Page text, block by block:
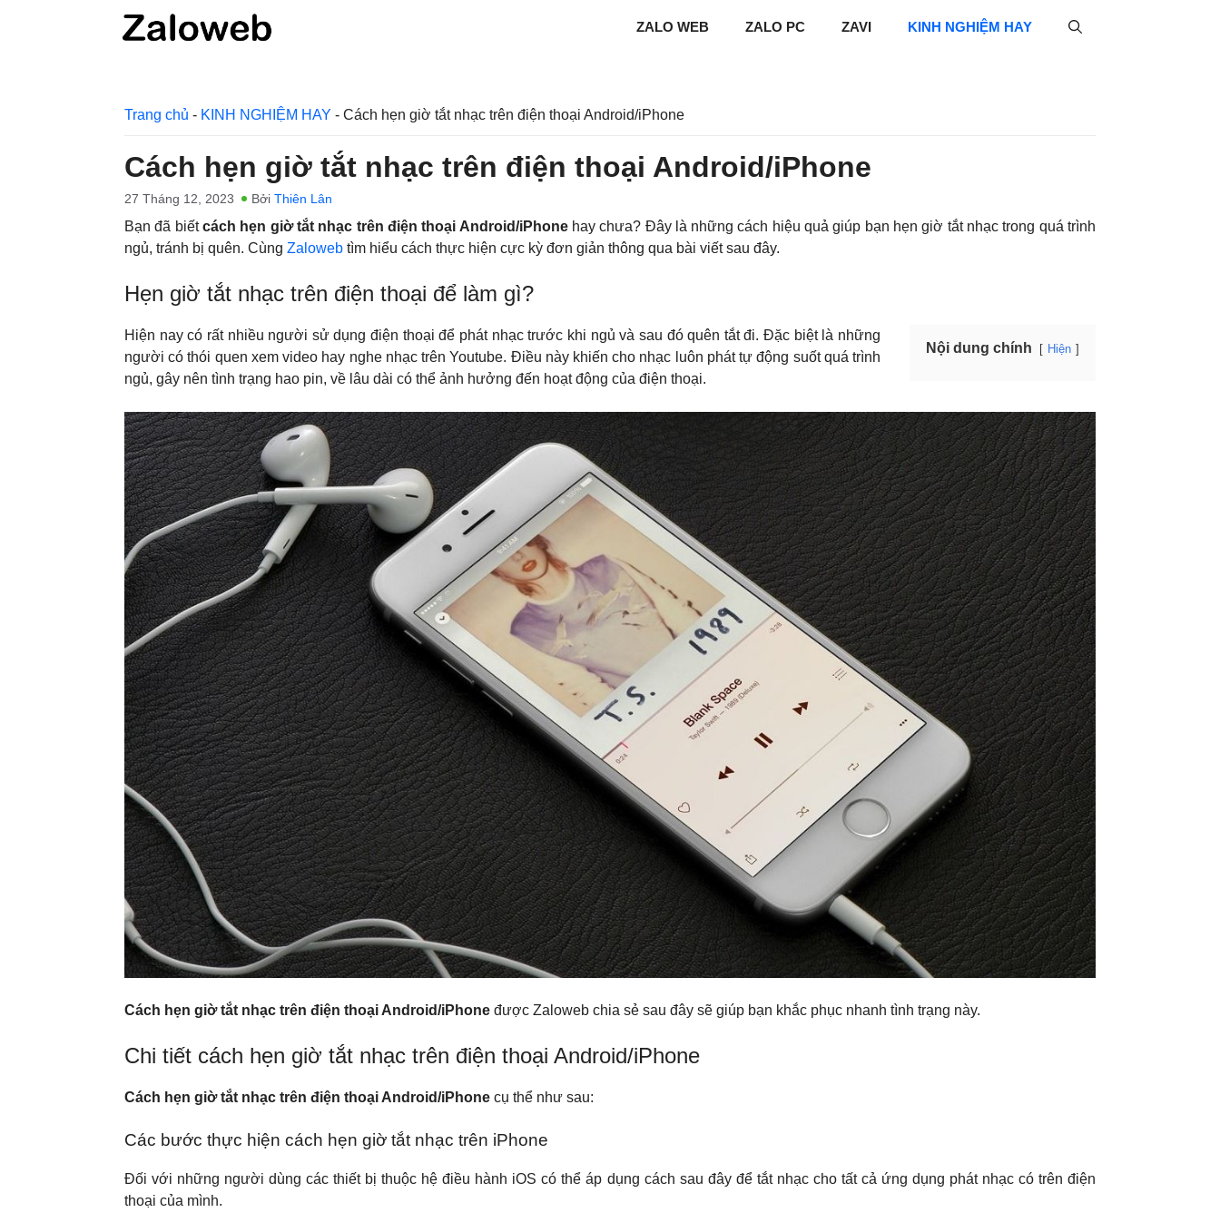
ZALO WEB ZALO PC ZAVI KINH NGHIỆM HAY
Trang chủ - KINH NGHIỆM HAY - Cách hẹn giờ tắt nhạc trên điện thoại Android/iPhone
Cách hẹn giờ tắt nhạc trên điện thoại Android/iPhone
27 Tháng 12, 2023 Bởi Thiên Lân
Bạn đã biếtcách hẹn giờ tắt nhạc trên điện thoại Android/iPhone hay chưa? Đây là những cách hiệu quả giúp bạn hẹn giờ tắt nhạc trong quá trình
ngủ, tránh bị quên. Cùng Zaloweb tìm hiểu cách thực hiện cực kỳ đơn giản thông qua bài viết sau đây.
Hẹn giờ tắt nhạc trên điện thoại để làm gì?
Nội dung chính Hiện
Hiện nay có rất nhiều người sử dụng điện thoại để phát nhạc trước khi ngủ và sau đó quên tắt đi. Đặc biệt là những
người có thói quen xem video hay nghe nhạc trên Youtube. Điều này khiến cho nhạc luôn phát tự động suốt quá trình
ngủ, gây nên tình trạng hao pin, về lâu dài có thể ảnh hưởng đến hoạt động của điện thoại.
Cách hẹn giờ tắt nhạc trên điện thoại Android/iPhone được Zaloweb chia sẻ sau đây sẽ giúp bạn khắc phục nhanh tình trạng này.
Chi tiết cách hẹn giờ tắt nhạc trên điện thoại Android/iPhone
Cách hẹn giờ tắt nhạc trên điện thoại Android/iPhone cụ thể như sau:
Các bước thực hiện cách hẹn giờ tắt nhạc trên iPhone
Đối với những người dùng các thiết bị thuộc hệ điều hành iOS có thể áp dụng cách sau đây để tắt nhạc cho tất cả ứng dụng phát nhạc có trên điện
thoại của mình.